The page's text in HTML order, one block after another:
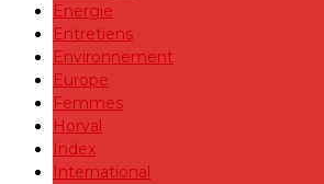
Energie
Entretiens
Environnement
Europe
Femmes
Horval
Index
International